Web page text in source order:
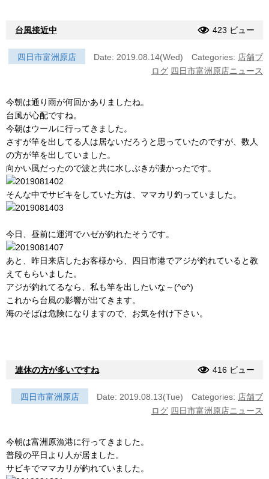
台風接近中 423 ビュー
四日市富洲原店 Date: 2019.08.14(Wed) Categories: 店舗ブ
ログ 四日市富洲原店ニュース
今朝は通り雨が何回かありましたね。
台風が心配ですね。
今朝はウールに行ってきました。
さすが竿を出してる人は居ないだろうと思っていたのですが、数人
の方が竿を出していました。
向かい風だったので波と共に水しぶきが凄かったです。
そんな中でサビキをしていた方は、ママカリ釣っていました。
今日、昼前に運河でハゼが釣れたそうです。
あと、昨日来店したお客様から、四日市港でアジが釣れていると教
えてもらいました。
アジが釣れてるなら、私も竿を出したいな～(^o^)
これから台風の影響が出てきます。
海のそばは危険になりますので、お気を付け下さい。
連休の方が多いですね 416 ビュー
四日市富洲原店 Date: 2019.08.13(Tue) Categories: 店舗ブ
ログ 四日市富洲原店ニュース
今朝は富洲原漁港に行ってきました。
普段の平日より人が居ました。
サビキでママカリが釣れていました。